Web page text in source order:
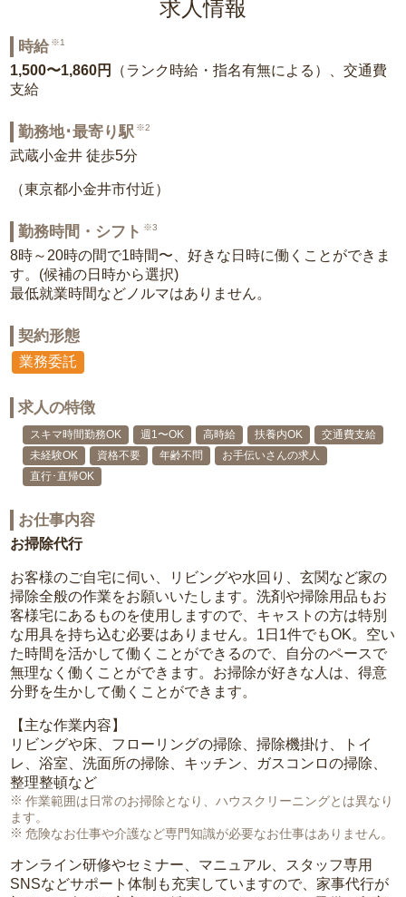
求人情報
時給 ※1
1,500〜1,860円
（ランク時給・指名有無による）、交通費
支給
勤務地･最寄り駅 ※2
武蔵小金井 徒歩5分
（東京都小金井市付近）
勤務時間・シフト ※3
8時～20時の間で1時間〜、好きな日時に働くことができま
す。(候補の日時から選択)
最低就業時間などノルマはありません。
契約形態
業務委託
求人の特徴
スキマ時間勤務OK 週1〜OK 高時給 扶養内OK
交通費支給
未経験OK
資格不要 年齢不問
お手伝いさんの求人
直行･直帰OK
お仕事内容
お掃除代行
お客様のご自宅に伺い、リビングや水回り、玄関など家の
掃除全般の作業をお願いいたします。洗剤や掃除用品もお
客様宅にあるものを使用しますので、キャストの方は特別
な用具を持ち込む必要はありません。1日1件でもOK。空い
た時間を活かして働くことができるので、自分のペースで
無理なく働くことができます。お掃除が好きな人は、得意
分野を生かして働くことができます。
【主な作業内容】
リビングや床、フローリングの掃除、掃除機掛け、トイ
レ、浴室、洗面所の掃除、キッチン、ガスコンロの掃除、
整理整頓など
作業範囲は日常のお掃除となり、ハウスクリーニングとは異なり
ます。
危険なお仕事や介護など専門知識が必要なお仕事はありません。
オンライン研修やセミナー、マニュアル、スタッフ専用
SNSなどサポート体制も充実していますので、家事代行が